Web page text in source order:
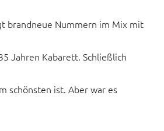
brandneue Nummern im Mix mit
Jahren Kabarett. Schließlich
schönsten ist. Aber war es